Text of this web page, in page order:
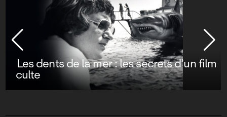
Les dents de la mer : les secrets d’un film
culte